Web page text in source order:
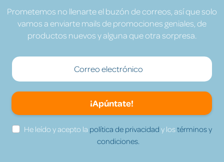
Prometemos no llenarte el buzón de correos, así que solo
vamos a enviarte mails de promociones geniales, de
productos nuevos y alguna que otra sorpresa.
¡Apúntate!
He leído y acepto la política de privacidad y lostérminos y
condiciones.